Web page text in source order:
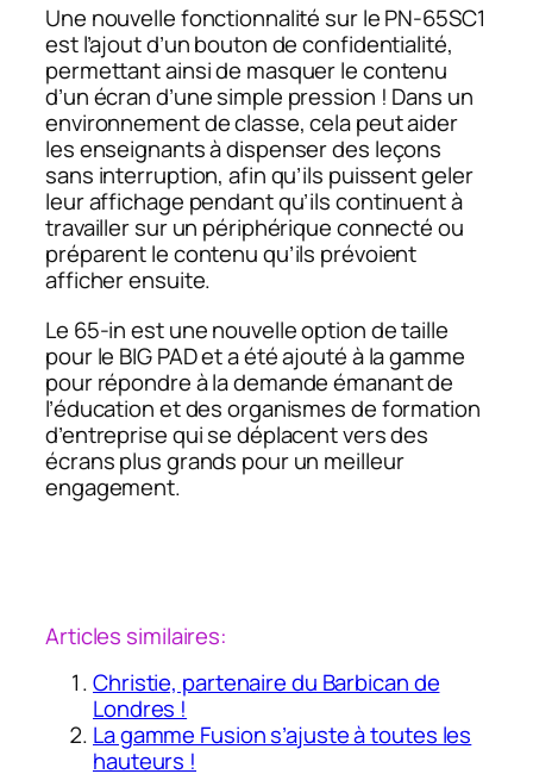
Une nouvelle fonctionnalité sur le PN-65SC1
est l’ajout d’un bouton de confidentialité,
permettant ainsi de masquer le contenu
d’un écran d’une simple pression ! Dans un
environnement de classe, cela peut aider
les enseignants à dispenser des leçons
sans interruption, afin qu’ils puissent geler
leur affichage pendant qu’ils continuent à
travailler sur un périphérique connecté ou
préparent le contenu qu’ils prévoient
afficher ensuite.
Le 65-in est une nouvelle option de taille
pour le BIG PAD et a été ajouté à la gamme
pour répondre à la demande émanant de
l’éducation et des organismes de formation
d’entreprise qui se déplacent vers des
écrans plus grands pour un meilleur
engagement.
Articles similaires:
Christie, partenaire du Barbican de
Londres !
La gamme Fusion s’ajuste à toutes les
hauteurs !